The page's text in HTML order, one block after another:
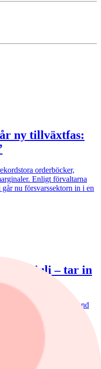
ny tillväxtfas:
orderböcker,
Enligt förvaltarna
nu försvarssektorn in i en
lyfte i juli – tar in
Spiltan Småbolagsfond
uppgången, medan
i fonden.